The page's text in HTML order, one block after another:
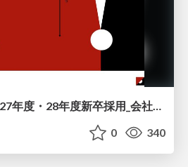
【アルー株式会社】27年度・28年度新卒採用_会社説明資料
0 340